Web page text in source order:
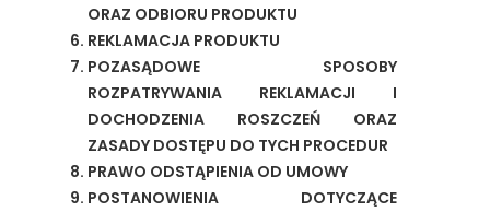
ORAZ ODBIORU PRODUKTU
REKLAMACJA PRODUKTU
POZASĄDOWE SPOSOBY
ROZPATRYWANIA REKLAMACJI I
DOCHODZENIA ROSZCZEŃ ORAZ
ZASADY DOSTĘPU DO TYCH PROCEDUR
PRAWO ODSTĄPIENIA OD UMOWY
POSTANOWIENIA DOTYCZĄCE